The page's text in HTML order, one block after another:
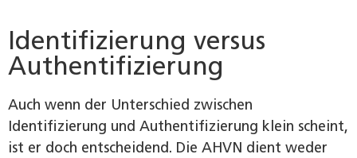
Identifizierung versus
Authentifizierung
Auch wenn der Unterschied zwischen
Identifizierung und Authentifizierung klein scheint,
ist er doch entscheidend. Die AHVN dient weder